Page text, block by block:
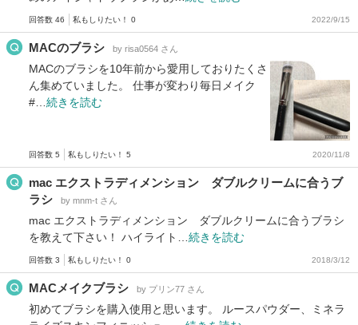
回答数 46 私もしりたい！ 0 2022/9/15
MACのブラシ by risa0564 さん
MACのブラシを10年前から愛用しておりたくさ
ん集めていました。 仕事が変わり毎日メイク
#… 続きを読む
回答数 5 私もしりたい！ 5 2020/11/8
mac エクストラディメンション ダブルクリームに合うブ
ラシ
by mnm-t さん
mac エクストラディメンション ダブルクリームに合うブラシ
を教えて下さい！ ハイライト… 続きを読む
回答数 3 私もしりたい！ 0 2018/3/12
MACメイクブラシ by プリン77 さん
初めてブラシを購入使用と思います。 ルースパウダー、ミネラ